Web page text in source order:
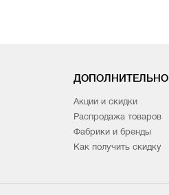
ДОПОЛНИТЕЛЬНО
Акции и скидки
Распродажа товаров
Фабрики и бренды
Как получить скидку